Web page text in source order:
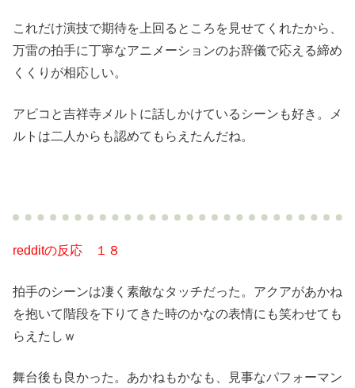
これだけ演技で期待を上回るところを見せてくれたから、
万雷の拍手に丁寧なアニメーションのお辞儀で応える締め
くくりが相応しい。
アビコと吉祥寺メルトに話しかけているシーンも好き。メ
ルトは二人からも認めてもらえたんだね。
redditの反応 １８
拍手のシーンは凄く素敵なタッチだった。アクアがあかね
を抱いて階段を下りてきた時のかなの表情にも笑わせても
らえたしｗ
舞台後も良かった。あかねもかなも、見事なパフォーマン